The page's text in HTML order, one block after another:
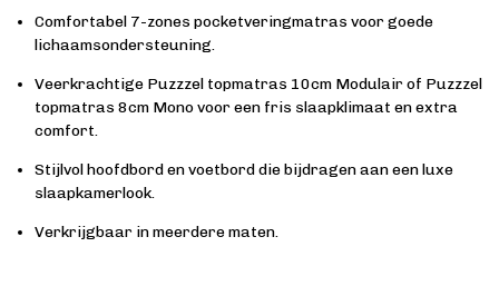
Comfortabel 7-zones pocketveringmatras voor goede
lichaamsondersteuning.
Veerkrachtige Puzzzel topmatras 10cm Modulair of Puzzzel
topmatras 8cm Mono voor een fris slaapklimaat en extra
comfort.
Stijlvol hoofdbord en voetbord die bijdragen aan een luxe
slaapkamerlook.
Verkrijgbaar in meerdere maten.